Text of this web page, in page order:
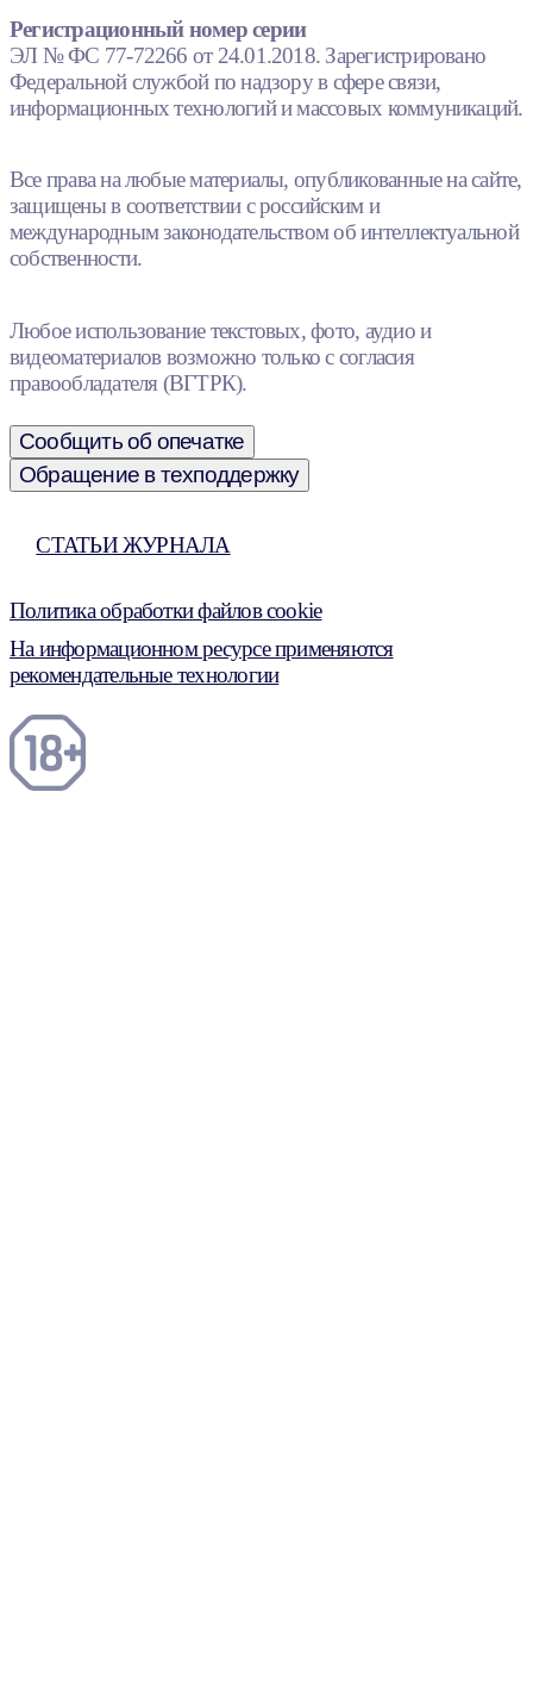
Регистрационный номер серии
ЭЛ № ФС 77-72266 от 24.01.2018. Зарегистрировано
Федеральной службой по надзору в сфере связи,
информационных технологий и массовых коммуникаций.
Все права на любые материалы, опубликованные на сайте,
защищены в соответствии с российским и
международным законодательством об интеллектуальной
собственности.
Любое использование текстовых, фото, аудио и
видеоматериалов возможно только с согласия
правообладателя (ВГТРК).
Сообщить об опечатке
Обращение в техподдержку
СТАТЬИ ЖУРНАЛА
Политика обработки файлов cookie
На информационном ресурсе применяются
рекомендательные технологии